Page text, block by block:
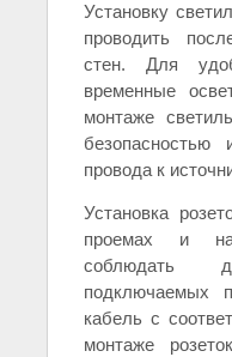
Установку
проводить
стен. Для
временные
монтаже
безопасностью
провода к
Установка
проемах и
соблюдать
подключаемых
кабель с
монтаже